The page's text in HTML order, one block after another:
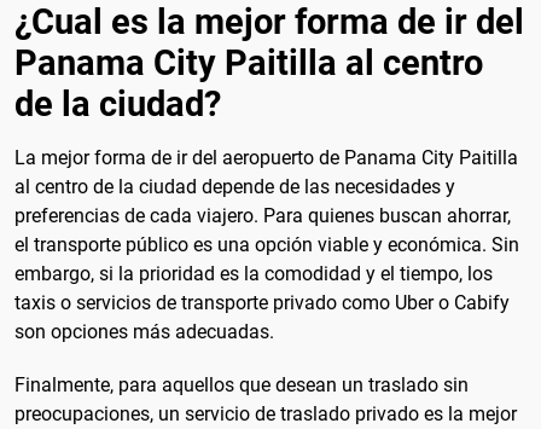
¿Cual es la mejor forma de ir del
Panama City Paitilla al centro
de la ciudad?
La mejor forma de ir del aeropuerto de Panama City Paitilla
al centro de la ciudad depende de las necesidades y
preferencias de cada viajero. Para quienes buscan ahorrar,
el transporte público es una opción viable y económica. Sin
embargo, si la prioridad es la comodidad y el tiempo, los
taxis o servicios de transporte privado como Uber o Cabify
son opciones más adecuadas.
Finalmente, para aquellos que desean un traslado sin
preocupaciones, un servicio de traslado privado es la mejor